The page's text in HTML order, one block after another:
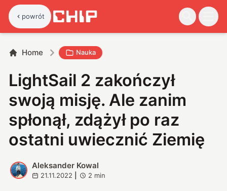
powrót
Home Nauka
LightSail 2 zakończył
swoją misję. Ale zanim
spłonął, zdążył po raz
ostatni uwiecznić Ziemię
A
Aleksander Kowal
21.11.2022 2 min